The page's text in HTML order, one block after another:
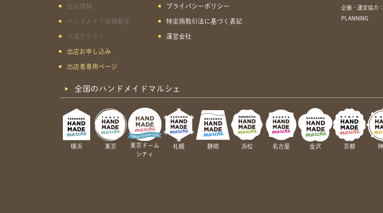
出店情報
ハンドメイド体験教室
入場チケット
出店お申し込み
出店者専用ページ
プライバシーポリシー
特定商取引法に基づく表記
運営会社
企画・運営協力
PLANNING
全国のハンドメイドマルシェ
横浜 東京
東京ドーム
シティ
札幌 静岡 浜松 名古屋 金沢 京都